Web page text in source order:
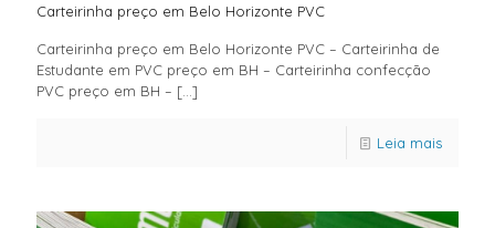
Carteirinha preço em Belo Horizonte PVC
Carteirinha preço em Belo Horizonte PVC – Carteirinha de
Estudante em PVC preço em BH – Carteirinha confecção
PVC preço em BH – […]
Leia mais